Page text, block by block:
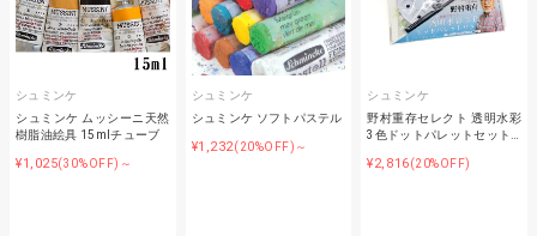
シュミンケ
シュミンケ ムッシーニ天然
樹脂油絵具 15mlチューブ
¥1,025(30%OFF)～
シュミンケ
シュミンケ ソフトパステル
¥1,232(20%OFF)～
シュミンケ
野村重存セレクト 透明水彩
3色ドットパレットセット…
¥2,816(20%OFF)